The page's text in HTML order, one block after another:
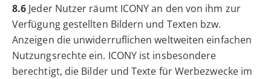
8.6 Jeder Nutzer räumt ICONY an den von ihm zur
Verfügung gestellten Bildern und Texten bzw.
Anzeigen die unwiderruflichen weltweiten einfachen
Nutzungsrechte ein. ICONY ist insbesondere
berechtigt, die Bilder und Texte für Werbezwecke im